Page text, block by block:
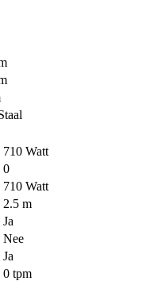
710 Watt
0
710 Watt
2.5 m
Ja
Nee
Ja
0 tpm